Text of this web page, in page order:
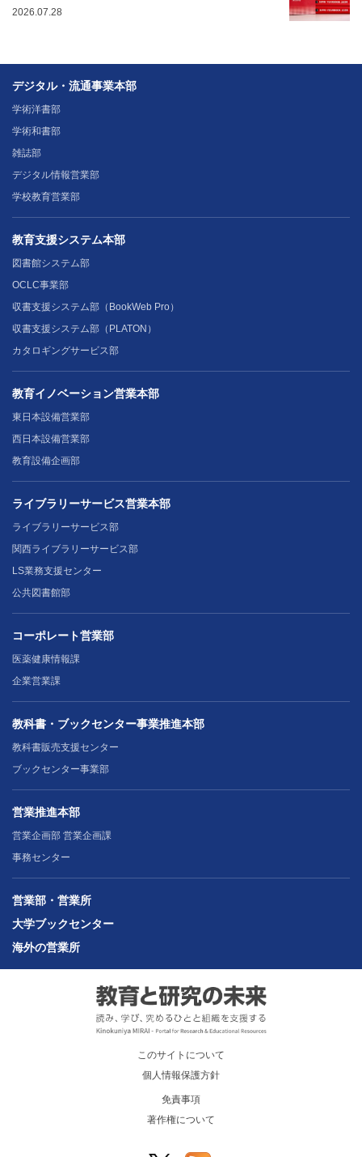
2026.07.28
デジタル・流通事業本部
学術洋書部
学術和書部
雑誌部
デジタル情報営業部
学校教育営業部
教育支援システム本部
図書館システム部
OCLC事業部
収書支援システム部（BookWeb Pro）
収書支援システム部（PLATON）
カタロギングサービス部
教育イノベーション営業本部
東日本設備営業部
西日本設備営業部
教育設備企画部
ライブラリーサービス営業本部
ライブラリーサービス部
関西ライブラリーサービス部
LS業務支援センター
公共図書館部
コーポレート営業部
医薬健康情報課
企業営業課
教科書・ブックセンター事業推進本部
教科書販売支援センター
ブックセンター事業部
営業推進本部
営業企画部 営業企画課
事務センター
営業部・営業所
大学ブックセンター
海外の営業所
このサイトについて
個人情報保護方針
免責事項
著作権について